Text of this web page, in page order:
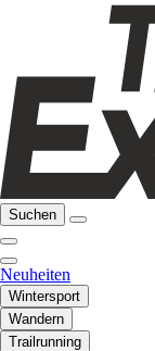
Suchen
Neuheiten
Wintersport
Wandern
Trailrunning